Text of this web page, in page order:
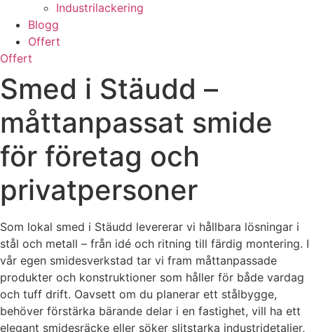
Industrilackering
Blogg
Offert
Offert
Smed i Stäudd –
måttanpassat smide
för företag och
privatpersoner
Som lokal smed i Stäudd levererar vi hållbara lösningar i
stål och metall – från idé och ritning till färdig montering. I
vår egen smidesverkstad tar vi fram måttanpassade
produkter och konstruktioner som håller för både vardag
och tuff drift. Oavsett om du planerar ett stålbygge,
behöver förstärka bärande delar i en fastighet, vill ha ett
elegant smidesräcke eller söker slitstarka industridetaljer,